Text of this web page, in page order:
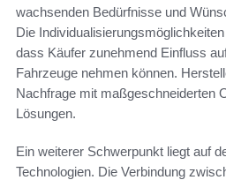
wachsenden Bedürfnisse und
Die
dass Käufer zunehmend Einfluss
Fahrzeuge nehmen können.
Nachfrage mit maßgeschneiderten
Lösungen.
Ein weiterer Schwerpunkt liegt auf
Technologien. Die Verbindung